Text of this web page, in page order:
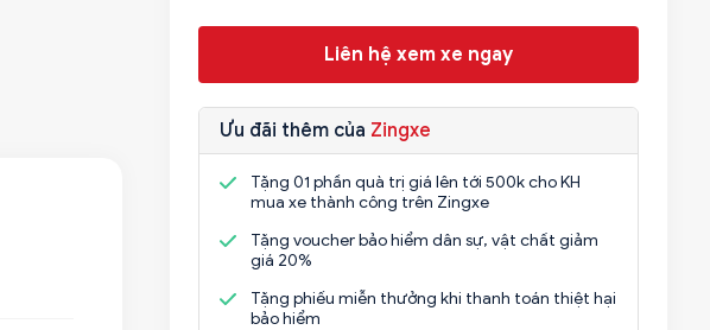
Liên hệ xem xe ngay
Ưu đãi thêm của Zingxe
Tặng 01 phần quà trị giá lên tới 500k cho KH
mua xe thành công trên Zingxe
Tặng voucher bảo hiểm dân sự, vật chất giảm
giá 20%
Tặng phiếu miễn thưởng khi thanh toán thiệt hại
bảo hiểm